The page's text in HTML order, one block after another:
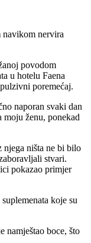
nervira
povodom
u hotelu Faena
poremećaj.
naporan svaki dan
moju ženu, ponekad
njega ništa ne bi bilo
stvari.
pokazao primjer
koje su
namještao boce, što